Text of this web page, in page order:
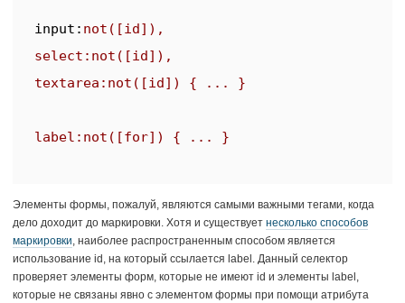
input : not ([id]),
select: not ([id]),
textarea: not ([id]) { ... }
label: not
Элементы формы, пожалуй, являются самыми важными тегами, когда
дело доходит до маркировки. Хотя и существует несколько способов
маркировки, наиболее распространенным способом является
использование id, на который ссылается label. Данный селектор
проверяет элементы форм, которые не имеют id и элементы label,
которые не связаны явно с элементом формы при помощи атрибута